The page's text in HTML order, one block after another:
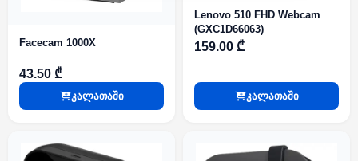
Facecam 1000X
43.50 ₾
კალათაში
Lenovo 510 FHD Webcam
(GXC1D66063)
159.00 ₾
კალათაში